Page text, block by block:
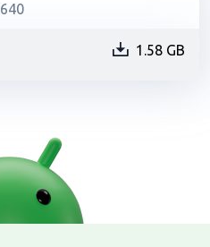
640
1.58 GB